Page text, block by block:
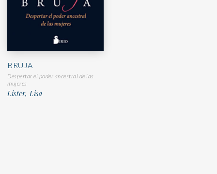
BRUJA
Despertar el poder ancestral de las
mujeres
Lister, Lisa